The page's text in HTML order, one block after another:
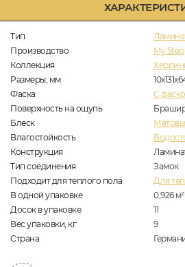
Тип
Производство
My Step
Коллекция
Размеры, мм
Фаска
C
Поверхность на ощупь
Блеск
Влагостойкость
Конструкция
Тип соединения
Замок
Подходит для теплого пола
Для
В одной упаковке
0,926 м2
Досок в упаковке
11
Вес упаковки, кг
9
Страна